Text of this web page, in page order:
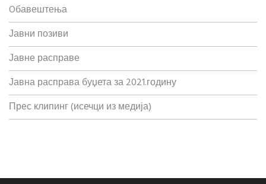
Oбавештења
Јавни позиви
Јавне расправе
Јавна расправа буџета за 2021.годину
Прес клипинг (исечци из медија)